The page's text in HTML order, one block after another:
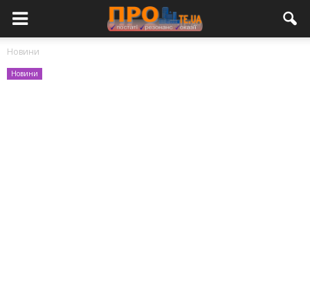
Новини
Новини